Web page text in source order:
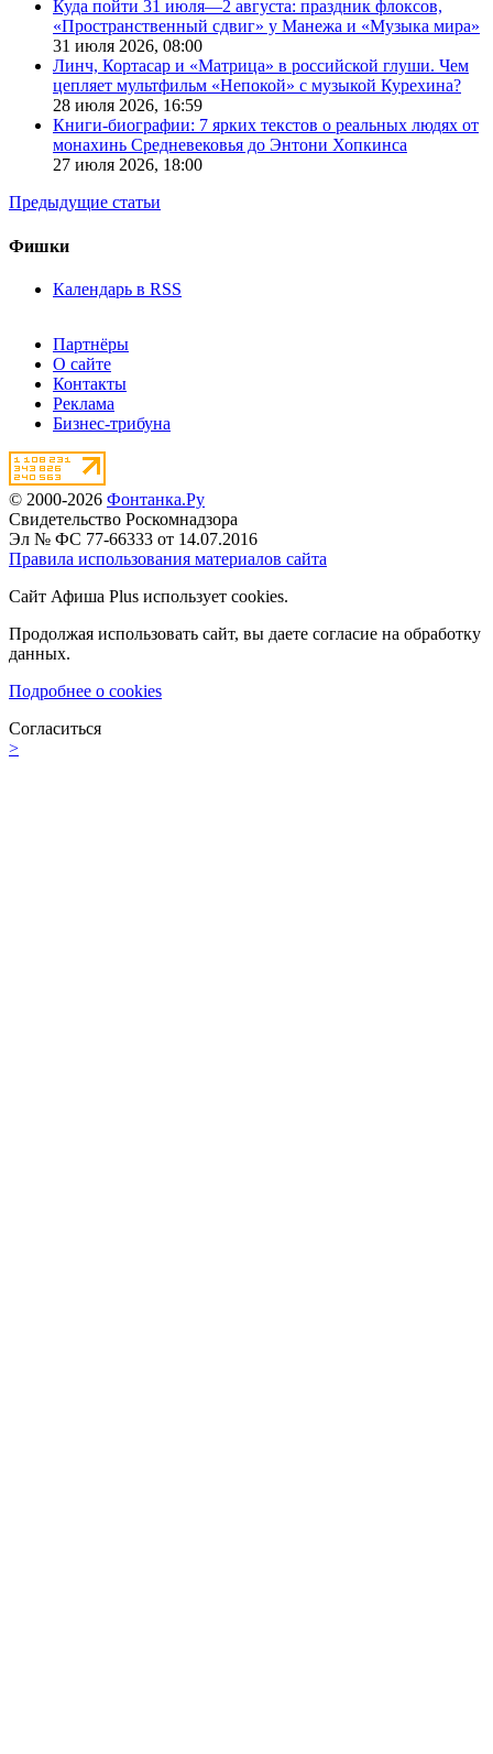
Куда пойти 31 июля—2 августа: праздник флоксов,
«Пространственный сдвиг» у Манежа и «Музыка мира»
31 июля 2026, 08:00
Линч, Кортасар и «Матрица» в российской глуши. Чем
цепляет мультфильм «Непокой» с музыкой Курехина?
28 июля 2026, 16:59
Книги-биографии: 7 ярких текстов о реальных людях от
монахинь Средневековья до Энтони Хопкинса
27 июля 2026, 18:00
Предыдущие статьи
Фишки
Календарь в RSS
Партнёры
О сайте
Контакты
Реклама
Бизнес-трибуна
© 2000-2026 Фонтанка.Ру
Свидетельство Роскомнадзора
Эл № ФС 77-66333 от 14.07.2016
Правила использования материалов сайта
Сайт Афиша Plus использует cookies.
Продолжая использовать сайт, вы даете согласие на обработку
данных.
Подробнее о cookies
Согласиться
>